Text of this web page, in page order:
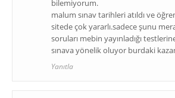
bilemiyorum.
malum sınav tarihleri atıldı ve
sitede çok yararlı.sadece şunu
soruları mebin yayınladığı
sınava yönelik oluyor burdaki
Yanıtla